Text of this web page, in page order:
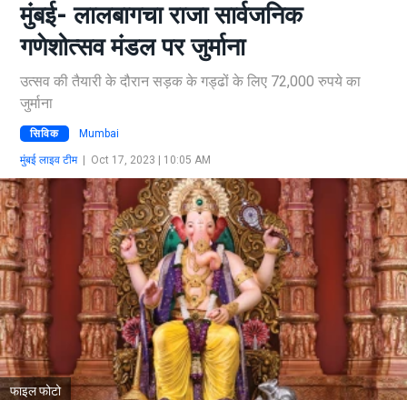
मुंबई- लालबागचा राजा सार्वजनिक
गणेशोत्सव मंडल पर जुर्माना
उत्सव की तैयारी के दौरान सड़क के गड्ढों के लिए 72,000 रुपये का
जुर्माना
सिविक Mumbai
मुंबई लाइव टीम| Oct 17, 2023 | 10:05 AM
फाइल फोटो